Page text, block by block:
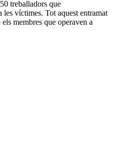
treballadors que
les víctimes. Tot aquest entramat
membres que operaven a